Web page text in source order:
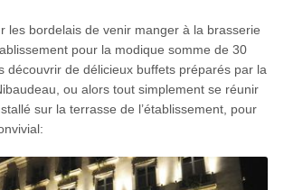
les bordelais de venir manger à la brasserie
pour la modique somme de 30
découvrir de délicieux buffets préparés par la
ou alors tout simplement se réunir
sur la terrasse de l’établissement, pour